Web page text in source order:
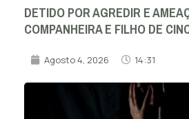
DETIDO POR AGREDIR E
COMPANHEIRA E FILHO DE
Agosto 4, 2026 14:31